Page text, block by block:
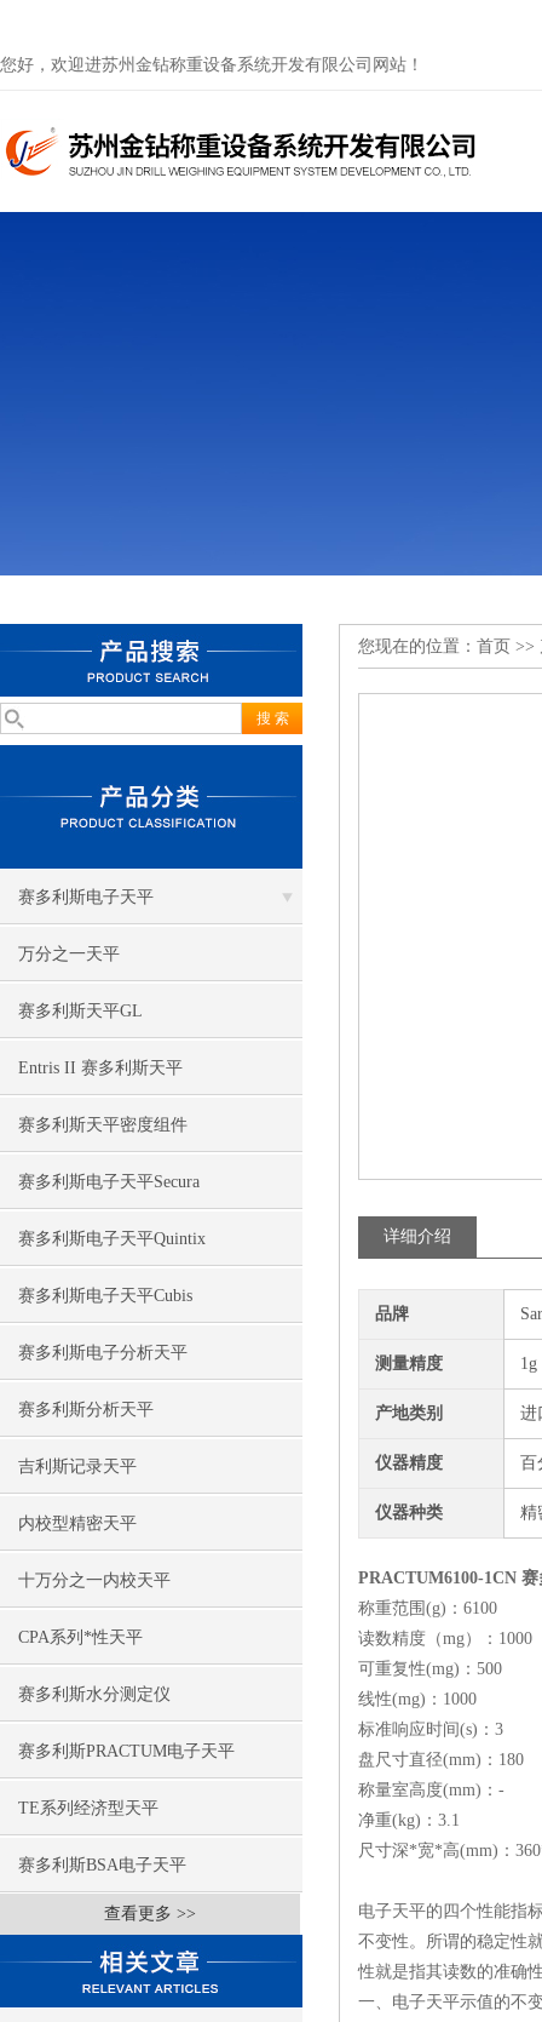
您好，欢迎进苏州金钻称重设备系统开发有限公司网站！
赛多利斯电子天平
万分之一天平
赛多利斯天平GL
Entris II 赛多利斯天平
赛多利斯天平密度组件
赛多利斯电子天平Secura
赛多利斯电子天平Quintix
赛多利斯电子天平Cubis
赛多利斯电子分析天平
赛多利斯分析天平
吉利斯记录天平
内校型精密天平
十万分之一内校天平
CPA系列*性天平
赛多利斯水分测定仪
赛多利斯PRACTUM电子天平
TE系列经济型天平
赛多利斯BSA电子天平
查看更多 >>
您现在的位置： 首页 >>
详细介绍
品牌
测量精度 1g
产地类别 进
仪器精度
仪器种类 精
PRACTUM6100-1CN
称重范围(g)：6100
读数精度（mg）：1000
可重复性(mg)：500
线性(mg)：1000
标准响应时间(s)：3
盘尺寸直径(mm)：180
称量室高度(mm)：-
净重(kg)：3.1
尺寸深*宽*高(mm)：
电子天平的四个性能指
不变性。所谓的稳定性
性就是指其读数的准确
一、电子天平示值的不